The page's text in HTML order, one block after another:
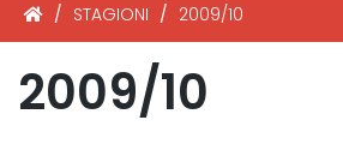
/ STAGIONI / 2009/10
2009/10